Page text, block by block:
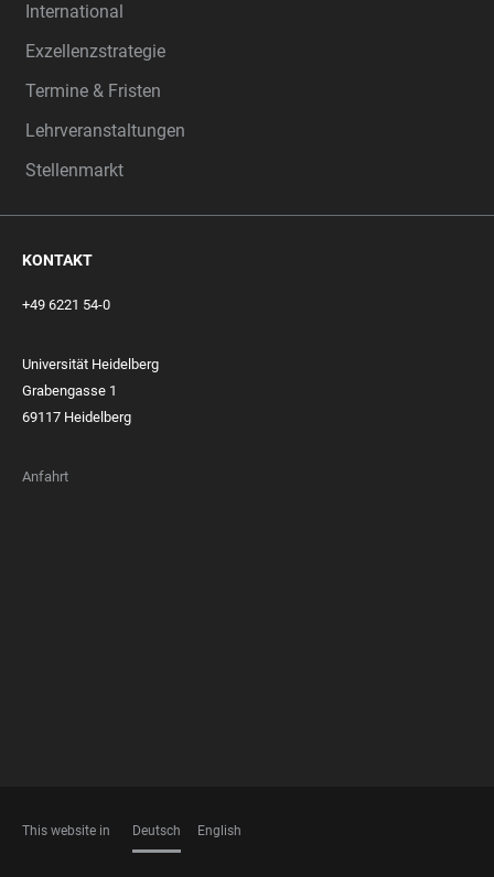
International
Exzellenzstrategie
Termine & Fristen
Lehrveranstaltungen
Stellenmarkt
KONTAKT
+49 6221 54-0
Universität Heidelberg
Grabengasse 1
69117 Heidelberg
Anfahrt
This website in Deutsch English